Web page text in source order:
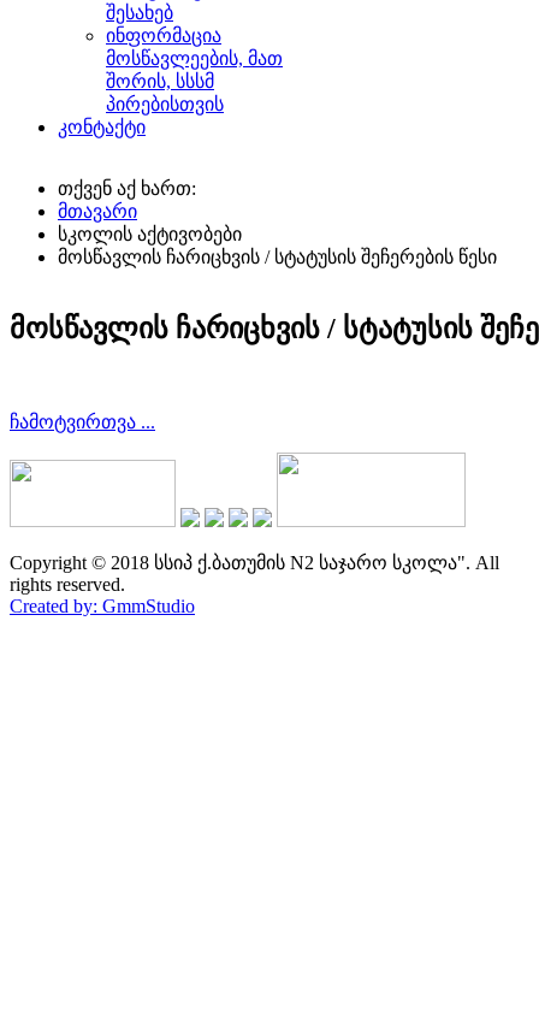
შესახებ
ინფორმაცია
მოსწავლეების, მათ
შორის, სსსმ
პირებისთვის
კონტაქტი
თქვენ აქ ხართ:
მთავარი
სკოლის აქტივობები
მოსწავლის ჩარიცხვის / სტატუსის შეჩერების წესი
მოსწავლის ჩარიცხვის / სტატუსის
ჩამოტვირთვა ...
Copyright © 2018 სსიპ ქ.ბათუმის N2 საჯარო სკოლა". All
rights reserved.
Created by: GmmStudio